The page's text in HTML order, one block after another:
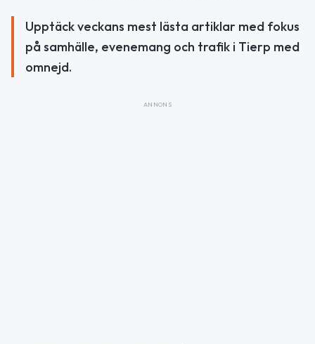
Upptäck veckans mest lästa artiklar med fokus
på samhälle, evenemang och trafik i Tierp med
omnejd.
ANNONS